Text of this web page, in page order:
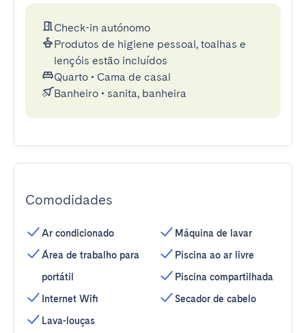
Check-in autónomo
Produtos de higiene pessoal, toalhas e
lençóis estão incluídos
Quarto • Cama de casal
Banheiro • sanita, banheira
Comodidades
Ar condicionado
Área de trabalho para
portátil
Internet Wifi
Lava-louças
Máquina de lavar
Piscina ao ar livre
Piscina compartilhada
Secador de cabelo